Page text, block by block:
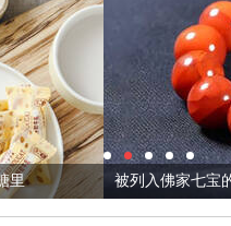
被列入佛家七宝的它到底有多美？